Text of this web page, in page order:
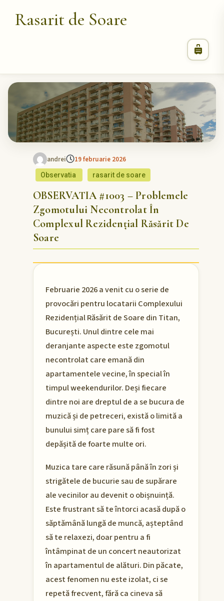
Rasarit de Soare
andrei 19 februarie 2026
Observatia rasarit de soare
OBSERVATIA #1003 – Problemele
Zgomotului Necontrolat În
Complexul Rezidențial Răsărit De
Soare
Februarie 2026 a venit cu o serie de
provocări pentru locatarii Complexului
Rezidențial Răsărit de Soare din Titan,
București. Unul dintre cele mai
deranjante aspecte este zgomotul
necontrolat care emană din
apartamentele vecine, în special în
timpul weekendurilor. Deși fiecare
dintre noi are dreptul de a se bucura de
muzică și de petreceri, există o limită a
bunului simț care pare să fi fost
depășită de foarte multe ori.
Muzica tare care răsună până în zori și
strigătele de bucurie sau de supărare
ale vecinilor au devenit o obișnuință.
Este frustrant să te întorci acasă după o
săptămână lungă de muncă, așteptând
să te relaxezi, doar pentru a fi
întâmpinat de un concert neautorizat
în apartamentul de alături. Din păcate,
acest fenomen nu este izolat, ci se
repetă frecvent, fără ca cineva să